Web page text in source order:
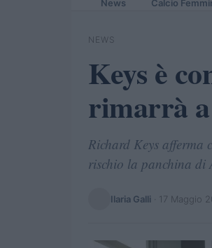
News Calcio
NEWS
Keys è
rimarrà
Richard Keys afferma
rischio la panchina di
Ilaria Galli 17 Maggio